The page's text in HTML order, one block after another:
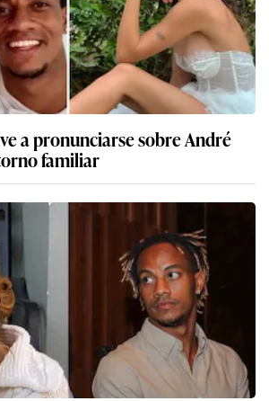
a pronunciarse sobre André
familiar